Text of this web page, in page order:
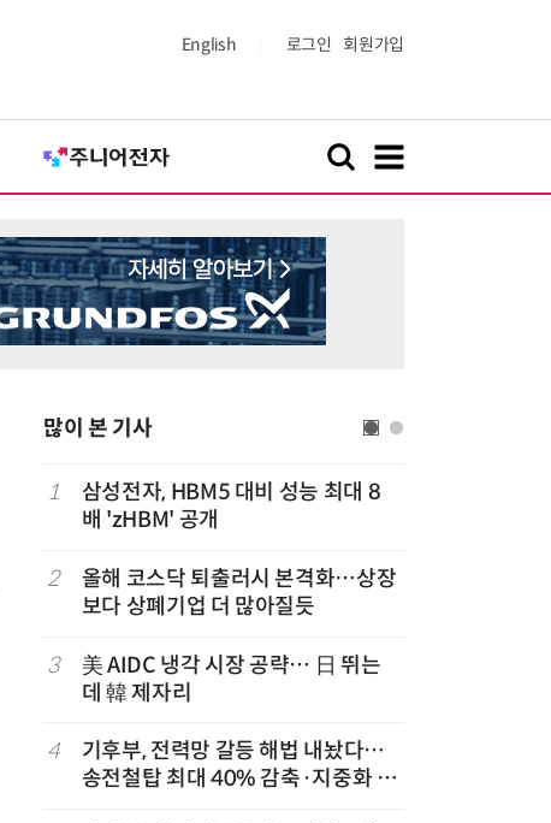
English 로그인 회원가입
많이 본 기사
1
삼성전자, HBM5 대비 성능 최대 8
배 'zHBM' 공개
2
올해 코스닥 퇴출러시 본격화…상장
보다 상폐기업 더 많아질듯
3
美 AIDC 냉각 시장 공략… 日 뛰는
데 韓 제자리
4
기후부, 전력망 갈등 해법 내놨다…
송전철탑 최대 40% 감축·지중화 확